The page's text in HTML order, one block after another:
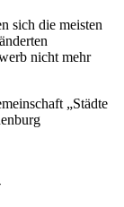
sich die meisten
nicht mehr
„Städte